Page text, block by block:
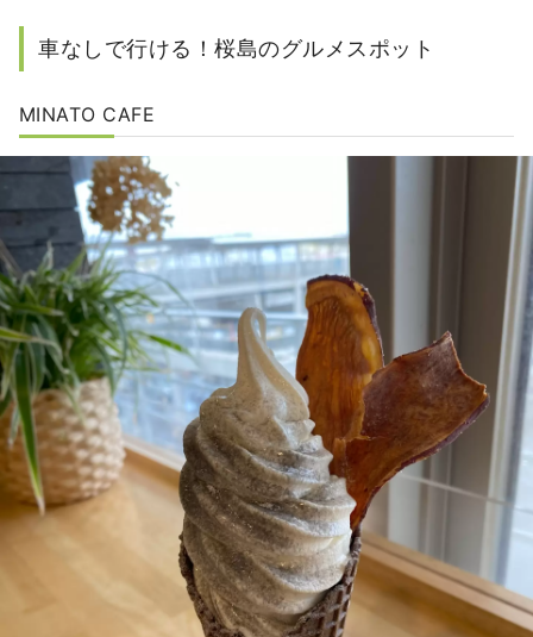
車なしで行ける！桜島のグルメスポット
MINATO CAFE